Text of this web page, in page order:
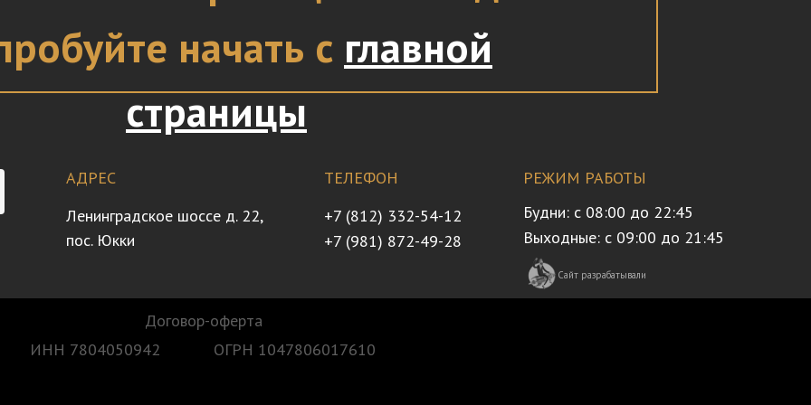
начать с главной
страницы
ТЕЛЕФОН
+7 (812) 332-54-12
+7 (981) 872-49-28
РЕЖИМ РАБОТЫ
Будни: с 08:00 до 22:45
Выходные: с 09:00 до 21:45
АДРЕС
Ленинградское шоссе д. 22,
пос. Юкки
Сайт разрабатывали
Договор-оферта
ОГРН 1047806017610
ИНН 7804050942